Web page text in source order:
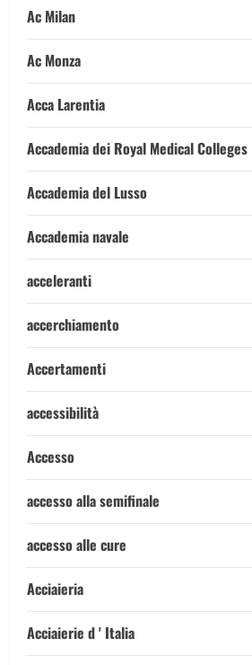
Ac Milan
Ac Monza
Acca Larentia
Accademia dei Royal Medical Colleges
Accademia del Lusso
Accademia navale
acceleranti
accerchiamento
Accertamenti
accessibilità
Accesso
accesso alla semifinale
accesso alle cure
Acciaieria
Acciaierie d ' Italia